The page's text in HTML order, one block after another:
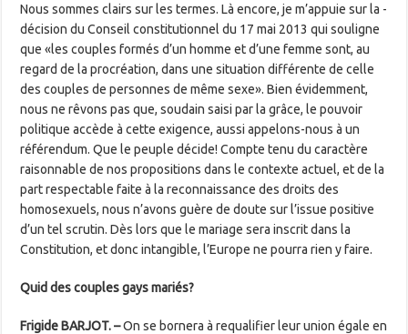
Nous sommes clairs sur les termes. Là encore, je m’appuie sur la ­
décision du Conseil constitutionnel du 17 mai 2013 qui souligne
que «les couples formés d’un homme et d’une femme sont, au
regard de la procréation, dans une situation différente de celle
des couples de personnes de même sexe». Bien évidemment,
nous ne rêvons pas que, soudain saisi par la grâce, le pouvoir
politique accède à cette exigence, aussi appelons-nous à un
référendum. Que le peuple décide! Compte tenu du caractère
raisonnable de nos propositions dans le contexte actuel, et de la
part respectable faite à la reconnaissance des droits des
homosexuels, nous n’avons guère de doute sur l’issue positive
d’un tel scrutin. Dès lors que le mariage sera inscrit dans la
Constitution, et donc ­intangible, l’Europe ne pourra rien y faire.
Quid des couples gays mariés?
Frigide BARJOT. –On se bornera à requalifier leur union égale en